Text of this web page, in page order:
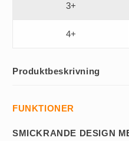
3+
4+
Produktbeskrivning
FUNKTIONER
SMICKRANDE DESIGN